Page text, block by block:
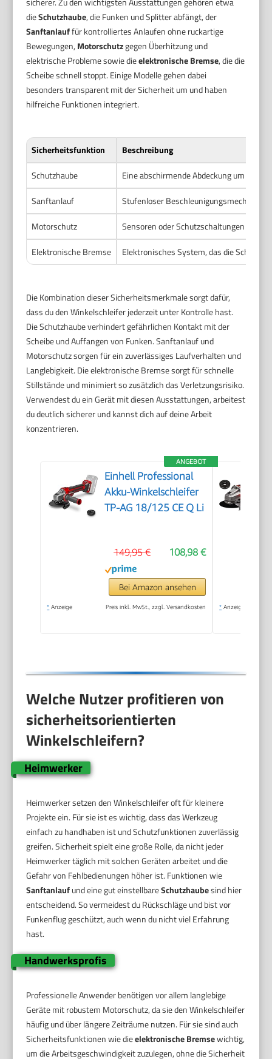
dieSchutzhaube, die Funken und Splitter abfängt, der
Sanftanlauffür kontrolliertes Anlaufen ohne ruckartige
Bewegungen, Motorschutzgegen Überhitzung und
elektrische Probleme sowie dieelektronische Bremse, die die
Scheibe schnell stoppt. Einige Modelle gehen dabei
besonders transparent mit der Sicherheit um und haben
hilfreiche Funktionen integriert.
Sicherheitsfunktion
Beschreibung
Schutzhaube
Eine abschirmende Abdeckung um die
Sanftanlauf
Stufenloser
Motorschutz
Sensoren oder Schutzschaltungen
Elektronische Bremse
Elektronisches System, das die Scheibe
Die Kombination dieser Sicherheitsmerkmale sorgt dafür,
dass du den Winkelschleifer jederzeit unter Kontrolle hast.
Die Schutzhaube verhindert gefährlichen Kontakt mit der
Scheibe und Auffangen von Funken. Sanftanlauf und
Motorschutz sorgen für ein zuverlässiges Laufverhalten und
Langlebigkeit. Die elektronische Bremse sorgt für schnelle
Stillstände und minimiert so zusätzlich das Verletzungsrisiko.
Verwendest du ein Gerät mit diesen Ausstattungen, arbeitest
du deutlich sicherer und kannst dich auf deine Arbeit
konzentrieren.
ANGEBOT
Einhell Professional
Akku-Winkelschleifer
TP-AG 18/125 CE Q Li
108,98 €
149,95 €
Bei Amazon ansehen
* Anzeige Preis inkl. MwSt., zzgl. Versandkosten * Anzeige
Welche Nutzer profitieren von
sicherheitsorientierten
Winkelschleifern?
Heimwerker
Heimwerker setzen den Winkelschleifer oft für kleinere
Projekte ein. Für sie ist es wichtig, dass das Werkzeug
einfach zu handhaben ist und Schutzfunktionen zuverlässig
greifen. Sicherheit spielt eine große Rolle, da nicht jeder
Heimwerker täglich mit solchen Geräten arbeitet und die
Gefahr von Fehlbedienungen höher ist. Funktionen wie
Sanftanlaufund eine gut einstellbareSchutzhaubesind hier
entscheidend. So vermeidest du Rückschläge und bist vor
Funkenflug geschützt, auch wenn du nicht viel Erfahrung
hast.
Handwerksprofis
Professionelle Anwender benötigen vor allem langlebige
Geräte mit robustem Motorschutz, da sie den Winkelschleifer
häufig und über längere Zeiträume nutzen. Für sie sind auch
Sicherheitsfunktionen wie dieelektronische Bremsewichtig,
um die Arbeitsgeschwindigkeit zuzulegen, ohne die Sicherheit